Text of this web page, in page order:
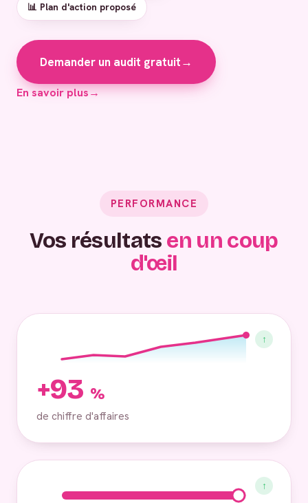
📊 Plan d'action proposé
Demander un audit gratuit→
En savoir plus→
PERFORMANCE
Vos résultats en un coup
d'œil
↑
+93 %
de chiffre d'affaires
↑